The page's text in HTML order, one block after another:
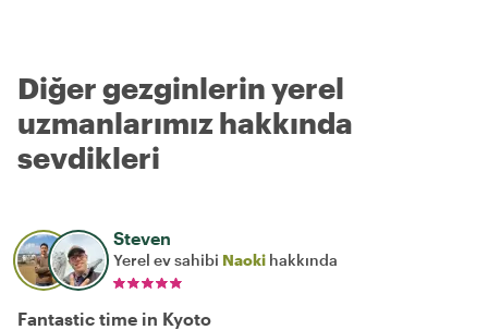
Diğer gezginlerin yerel
uzmanlarımız hakkında
sevdikleri
Steven
Yerel ev sahibi Naoki hakkında
Fantastic time in Kyoto